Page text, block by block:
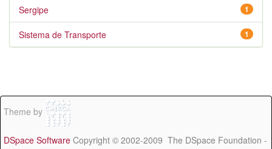
1
Sergipe
1
Sistema de Transporte
Theme by
DSpace Software Copyright © 2002-2009 The DSpace Foundation -